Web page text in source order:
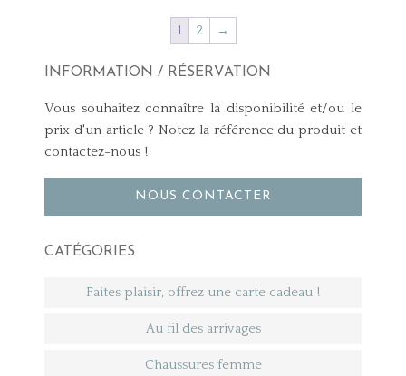
1 2 →
INFORMATION / RÉSERVATION
Vous souhaitez connaître la disponibilité et/ou le
prix d'un article ? Notez la référence du produit et
contactez-nous !
NOUS CONTACTER
CATÉGORIES
Faites plaisir, offrez une carte cadeau !
Au fil des arrivages
Chaussures femme